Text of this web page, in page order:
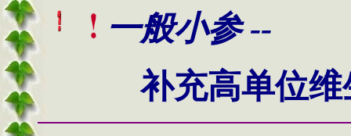
一般小参 --
补充高单位